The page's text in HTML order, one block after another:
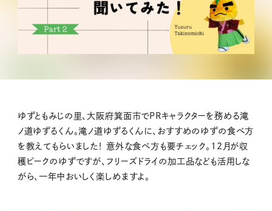
ゆずともみじの里、大阪府箕面市でPRキャラクターを務める滝
ノ道ゆずるくん。滝ノ道ゆずるくんに、おすすめのゆずの食べ方
を教えてもらいました！ 意外な食べ方も要チェック。12月が収
穫ピークのゆずですが、フリーズドライの加工品なども活用しな
がら、一年中おいしく楽しめますよ。